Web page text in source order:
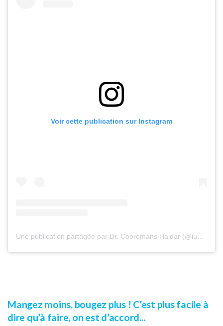
Voir cette publication sur Instagram
Mangez moins, bougez plus ! C’est plus facile à
dire qu’à faire, on est d’accord...